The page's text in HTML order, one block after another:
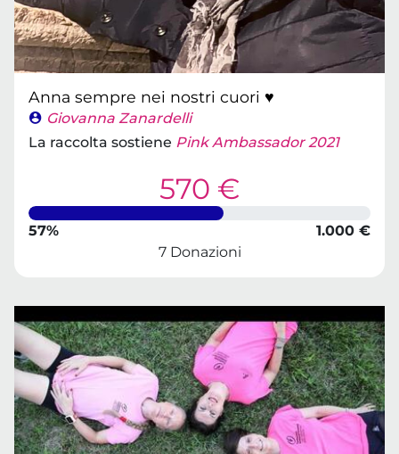
Anna sempre nei nostri cuori ♥️
Giovanna Zanardelli
La raccolta sostiene Pink Ambassador 2021
570 €
57%
1.000 €
7 Donazioni